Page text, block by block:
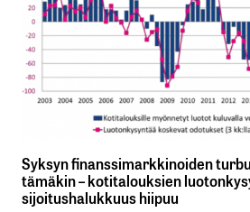
Syksyn finanssimarkkinoiden
tämäkin – kotitalouksien
sijoitushalukkuus hiipuu